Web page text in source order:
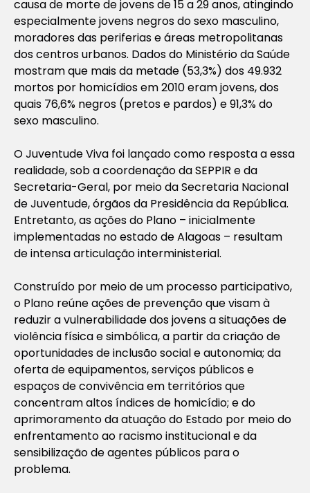
causa de morte de jovens de 15 a 29 anos, atingindo
especialmente jovens negros do sexo masculino,
moradores das periferias e áreas metropolitanas
dos centros urbanos. Dados do Ministério da Saúde
mostram que mais da metade (53,3%) dos 49.932
mortos por homicídios em 2010 eram jovens, dos
quais 76,6% negros (pretos e pardos) e 91,3% do
sexo masculino.
O Juventude Viva foi lançado como resposta a essa
realidade, sob a coordenação da SEPPIR e da
Secretaria-Geral, por meio da Secretaria Nacional
de Juventude, órgãos da Presidência da República.
Entretanto, as ações do Plano – inicialmente
implementadas no estado de Alagoas – resultam
de intensa articulação interministerial.
Construído por meio de um processo participativo,
o Plano reúne ações de prevenção que visam à
reduzir a vulnerabilidade dos jovens a situações de
violência física e simbólica, a partir da criação de
oportunidades de inclusão social e autonomia; da
oferta de equipamentos, serviços públicos e
espaços de convivência em territórios que
concentram altos índices de homicídio; e do
aprimoramento da atuação do Estado por meio do
enfrentamento ao racismo institucional e da
sensibilização de agentes públicos para o
problema.